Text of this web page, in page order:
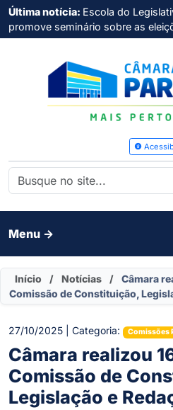
Última notícia: Escola do
promove seminário sobre as
Menu ->
Início / Notícias /
Câmara
Comissão de Constituição,
27/10/2025 | Categoria: Comissões
Câmara realizou
Comissão de
Legislação e